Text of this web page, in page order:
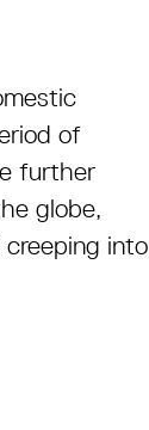
of
further
globe,
into